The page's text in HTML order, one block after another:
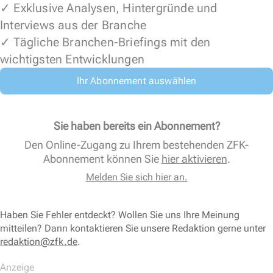
✓ Exklusive Analysen, Hintergründe und
Interviews aus der Branche
✓ Tägliche Branchen-Briefings mit den
wichtigsten Entwicklungen
Ihr Abonnement auswählen
Sie haben bereits ein Abonnement?
Den Online-Zugang zu Ihrem bestehenden ZFK-
Abonnement können Sie hier aktivieren.
Melden Sie sich hier an.
Haben Sie Fehler entdeckt? Wollen Sie uns Ihre Meinung
mitteilen? Dann kontaktieren Sie unsere Redaktion gerne unter
redaktion@zfk.de.